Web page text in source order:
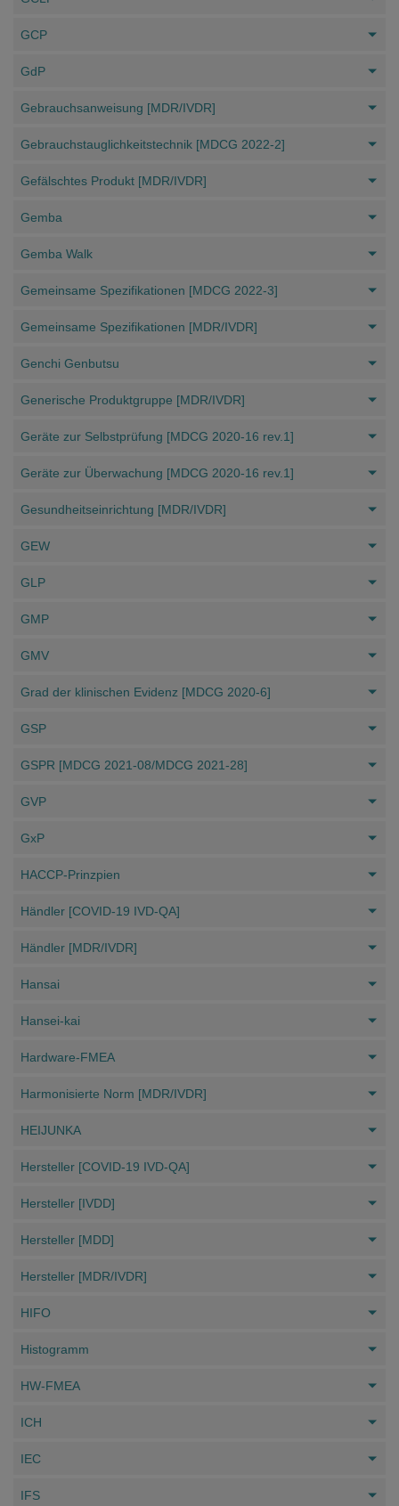
GCP
GdP
Gebrauchsanweisung [MDR/IVDR]
Gebrauchstauglichkeitstechnik [MDCG 2022-2]
Gefälschtes Produkt [MDR/IVDR]
Gemba
Gemba Walk
Gemeinsame Spezifikationen [MDCG 2022-3]
Gemeinsame Spezifikationen [MDR/IVDR]
Genchi Genbutsu
Generische Produktgruppe [MDR/IVDR]
Geräte zur Selbstprüfung [MDCG 2020-16 rev.1]
Geräte zur Überwachung [MDCG 2020-16 rev.1]
Gesundheitseinrichtung [MDR/IVDR]
GEW
GLP
GMP
GMV
Grad der klinischen Evidenz [MDCG 2020-6]
GSP
GSPR [MDCG 2021-08/MDCG 2021-28]
GVP
GxP
HACCP-Prinzpien
Händler [COVID-19 IVD-QA]
Händler [MDR/IVDR]
Hansai
Hansei-kai
Hardware-FMEA
Harmonisierte Norm [MDR/IVDR]
HEIJUNKA
Hersteller [COVID-19 IVD-QA]
Hersteller [IVDD]
Hersteller [MDD]
Hersteller [MDR/IVDR]
HIFO
Histogramm
HW-FMEA
ICH
IEC
IFS